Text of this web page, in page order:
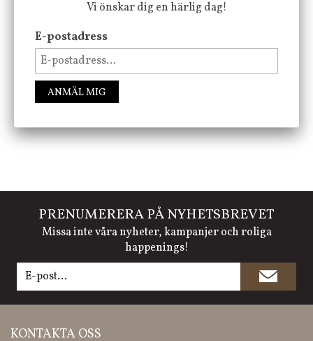
FÖLJ OSS PÅ INSTAGRAM @JBHOME
PRENUMERERA PÅ NYHETSBREVET
Missa inte våra nyheter, kampanjer och roliga
happenings!
KONTAKTA OSS
Vi önskar dig en härlig dag!
E-postadress
ANMÄL MIG